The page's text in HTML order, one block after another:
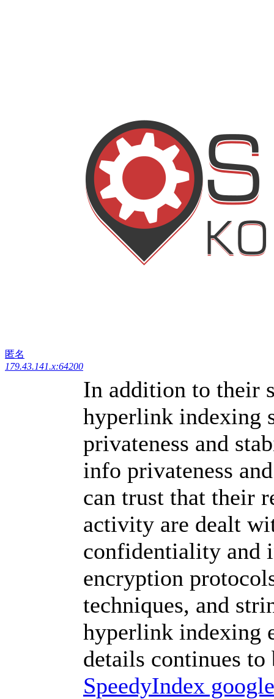
匿名
179.43.141.x:64200
In addition to their
hyperlink indexing
privateness and
info privateness
can trust that their
activity are dealt
confidentiality and
encryption
techniques, and
hyperlink indexing
details continues
SpeedyIndex